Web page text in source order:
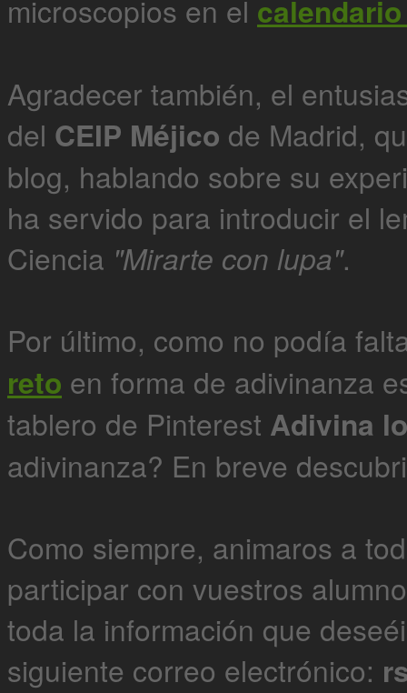
microscopios en el
Agradecer también, el
del CEIP Méjico de Madrid,
blog, hablando sobre su
ha servido para introducir el
Ciencia "Mirarte con lupa".
Por último, como no podía
reto en forma de adivinanza
tablero de Pinterest Adivina
adivinanza? En breve
Como siempre, animaros a
participar con vuestros
toda la información que
siguiente correo electrónico: